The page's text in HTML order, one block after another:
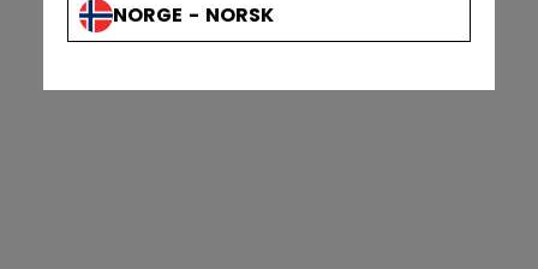
NORGE - NORSK